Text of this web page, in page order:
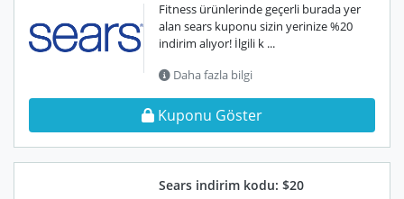
Fitness ürünlerinde geçerli burada yer
alan sears kuponu sizin yerinize %20
indirim alıyor! İlgili k ...
Daha fazla bilgi
Kuponu Göster
Sears indirim kodu: $20